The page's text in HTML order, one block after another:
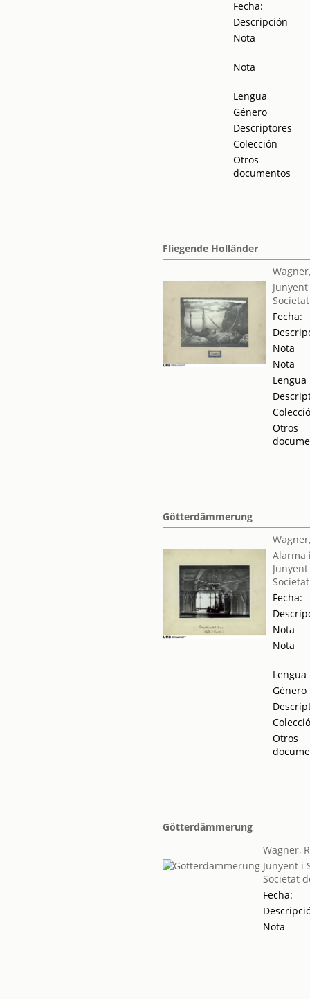
Fecha:
Descripción
Nota
Nota
Lengua
Género
Descriptores
Colección
Otros
documentos
Fliegende Holländer
Fecha:
Nota
Nota
Lengua
Otros
Götterdämmerung
Alarma
Fecha:
Nota
Nota
Lengua
Género
Otros
Götterdämmerung
Wagner,
Junyent i
Societat
Fecha:
Nota